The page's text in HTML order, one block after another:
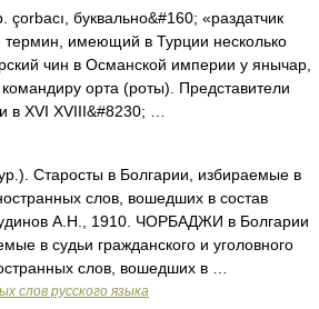
çorbacı, буквально&#160; «раздатчик
термин, имеющий в Турции несколько
чин в Османской империи у янычар,
орта (роты). Представители
в XVI XVIII&#8230; …
Старосты в Болгарии, избираемые в
слов, вошедших в состав
А.Н., 1910. ЧОРБАДЖИ в Болгарии
в судьи гражданского и уголовного
слов, вошедших в …
слов русского языка